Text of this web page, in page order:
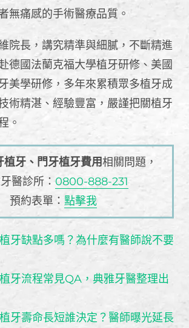
無痛感的手術醫療品質。
院長，講究精準與細膩，不斷精進
德國法蘭克福大學植牙研修、美國
美學研修，多年來累積眾多植牙成
術精湛、經驗豐富，嚴謹把關植牙
。
植牙、門牙植牙費用相關問題，
醫診所：0800-888-231
預約表單： 點擊我
植牙缺點多嗎？為什麼有醫師說不要
植牙流程常見QA，典雅牙醫整理出
植牙壽命長短誰決定？醫師曝光延長